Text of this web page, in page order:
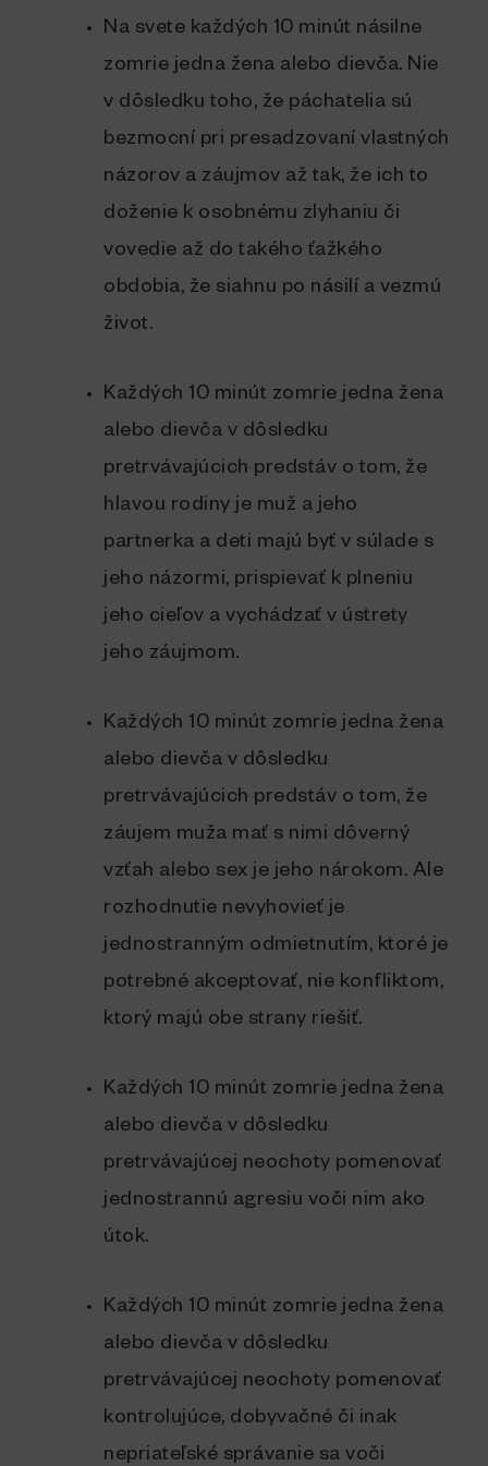
Na svete každých 10 minút násilne
zomrie jedna žena alebo dievča. Nie
v dôsledku toho, že páchatelia sú
bezmocní pri presadzovaní vlastných
názorov a záujmov až tak, že ich to
doženie k osobnému zlyhaniu či
vovedie až do takého ťažkého
obdobia, že siahnu po násilí a vezmú
život.
Každých 10 minút zomrie jedna žena
alebo dievča v dôsledku
pretrvávajúcich predstáv o tom, že
hlavou rodiny je muž a jeho
partnerka a deti majú byť v súlade s
jeho názormi, prispievať k plneniu
jeho cieľov a vychádzať v ústrety
jeho záujmom.
Každých 10 minút zomrie jedna žena
alebo dievča v dôsledku
pretrvávajúcich predstáv o tom, že
záujem muža mať s nimi dôverný
vzťah alebo sex je jeho nárokom. Ale
rozhodnutie nevyhovieť je
jednostranným odmietnutím, ktoré je
potrebné akceptovať, nie konfliktom,
ktorý majú obe strany riešiť.
Každých 10 minút zomrie jedna žena
alebo dievča v dôsledku
pretrvávajúcej neochoty pomenovať
jednostrannú agresiu voči nim ako
útok.
Každých 10 minút zomrie jedna žena
alebo dievča v dôsledku
pretrvávajúcej neochoty pomenovať
kontrolujúce, dobyvačné či inak
nepriateľské správanie sa voči